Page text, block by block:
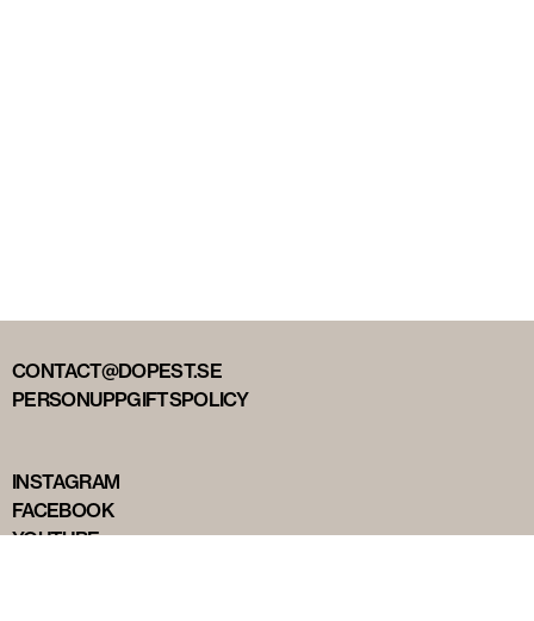
CONTACT@DOPEST.SE
PERSONUPPGIFTSPOLICY
INSTAGRAM
FACEBOOK
YOUTUBE